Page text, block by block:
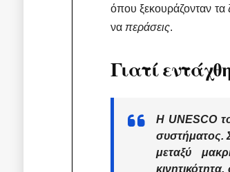
όπου ξεκουράζονταν τα
να περάσεις.
Γιατί
Η UNESCO
συστήματος.
μεταξύ
κινητικότητα,